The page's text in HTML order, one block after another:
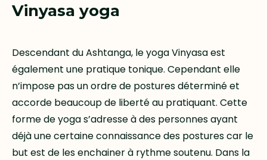
Vinyasa yoga
Descendant du Ashtanga, le yoga Vinyasa est
également une pratique tonique. Cependant elle
n’impose pas un ordre de postures déterminé et
accorde beaucoup de liberté au pratiquant. Cette
forme de yoga s’adresse à des personnes ayant
déjà une certaine connaissance des postures car le
but est de les enchainer à rythme soutenu. Dans la